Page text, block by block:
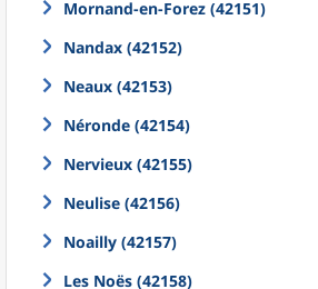
Mornand-en-Forez (42151)
Nandax (42152)
Neaux (42153)
Néronde (42154)
Nervieux (42155)
Neulise (42156)
Noailly (42157)
Les Noës (42158)